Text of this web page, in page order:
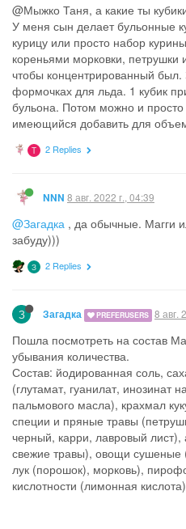
@Мыжко Таня, а какие ты
У меня сын делает бульонные
курицу или просто набор
кореньями морковки, петрушки
чтобы концентрированный
формочках для льда. 1 кубик
бульона. Потом можно и просто
имеющийся добавить для
T 2 Replies
NNN 8 авг. 2022 г., 04:39
@Загадка , да обычные. Магги
забуду)))
З 2 Replies
З Загадка PREFERUSERS 8 авг.
Пошла посмотреть на состав
убывания количества.
Состав: йодированная соль,
(глутамат, гуанилат, инозинат
пальмового масла), крахмал
специи и пряные травы
черный, карри, лавровый лист),
свежие травы), овощи сушеные
лук (порошок), морковь),
кислотности (лимонная